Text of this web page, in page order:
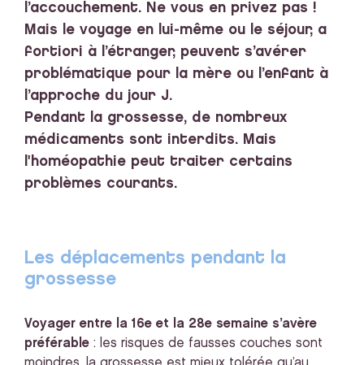
l’accouchement. Ne vous en privez pas !
Mais le voyage en lui-même ou le séjour, a
fortiori à l’étranger, peuvent s’avérer
problématique pour la mère ou l’enfant à
l’approche du jour J.
Pendant la grossesse, de nombreux
médicaments sont interdits. Mais
l'homéopathie peut traiter certains
problèmes courants.
Les déplacements pendant la
grossesse
Voyager entre la 16e et la 28e semaine s’avère
préférable : les risques de fausses couches sont